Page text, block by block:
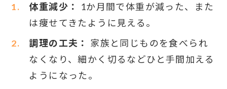
体重減少：
1か月間で体重が減った、また
は痩せてきたように見える。
調理の工夫：
家族と同じものを食べられ
なくなり、細かく切るなどひと手間加える
ようになった。